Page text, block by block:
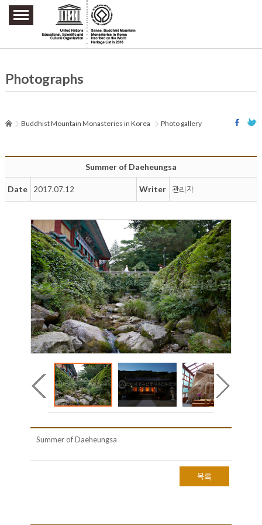
주요메뉴 바로가기
본문 바로가기
하단메뉴 바로가기
Photographs
Buddhist Mountain Monasteries in Korea Photo gallery
Summer of Daeheungsa
Date 2017.07.12 Writer 관리자
Summer of Daeheungsa
목록